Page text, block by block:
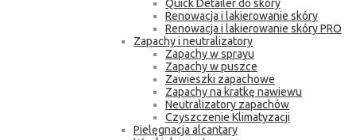
Quick Detailer do skóry
Renowacja i lakierowanie skóry
Renowacja i lakierowanie skóry PRO
Zapachy i neutralizatory
Zapachy w sprayu
Zapachy w puszce
Zawieszki zapachowe
Zapachy na kratkę nawiewu
Neutralizatory zapachów
Czyszczenie Klimatyzacji
Pielęgnacja alcantary